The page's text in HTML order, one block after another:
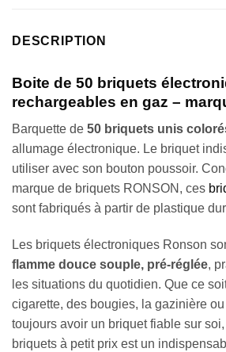
DESCRIPTION
Boite de 50 briquets
rechargeables en gaz –
Barquette de 50 briquets unis
allumage électronique. Le briquet
utiliser avec son bouton poussoir.
marque de briquets RONSON, ces
sont fabriqués à partir de plastique
Les briquets électroniques Ronson
flamme douce souple, pré-réglée,
les situations du quotidien. Que ce
cigarette, des bougies, la gazinière
toujours avoir un briquet fiable sur
briquets à petit prix est un